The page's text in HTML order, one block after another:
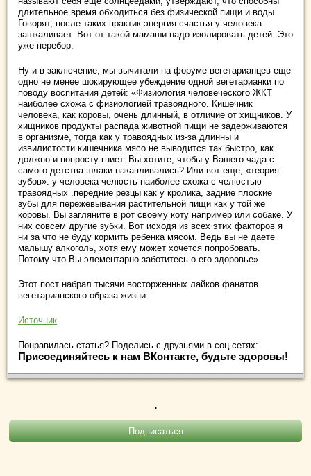
длительное время обходиться без физической пищи и воды.
Говорят, после таких практик энергия счастья у человека
зашкаливает. Вот от такой мамаши надо изолировать детей. Это
уже перебор.
Ну и в заключение, мы вычитали на форуме вегетарианцев еще
одно не менее шокирующее убеждение одной вегетарианки по
поводу воспитания детей: «Физиология человеческого ЖКТ
наиболее схожа с физиологией травоядного. Кишечник
человека, как коровы, очень длинный, в отличие от хищников. У
хищников продукты распада животной пищи не задерживаются
в организме, тогда как у травоядных из-за длинны и
извилистости кишечника мясо не выводится так быстро, как
должно и попросту гниет. Вы хотите, чтобы у Вашего чада с
самого детства шлаки накапливались? Или вот еще, «теория
зубов»: у человека челюсть наиболее схожа с челюстью
травоядных .передние резцы как у кролика, задние плоские
зубы для пережевывания растительной пищи как у той же
коровы. Вы загляните в рот своему коту например или собаке. У
них совсем другие зубки. Вот исходя из всех этих факторов я
ни за что не буду кормить ребенка мясом. Ведь вы не даете
малышу алкоголь, хотя ему может хочется попробовать.
Потому что Вы элементарно заботитесь о его здоровье»
Этот пост набрал тысячи восторженных лайков фанатов
вегетарианского образа жизни.
Источник
Понравилась статья? Поделись с друзьями в соц.сетях:
Присоединяйтесь к нам ВКонтакте, будьте здоровы!
.